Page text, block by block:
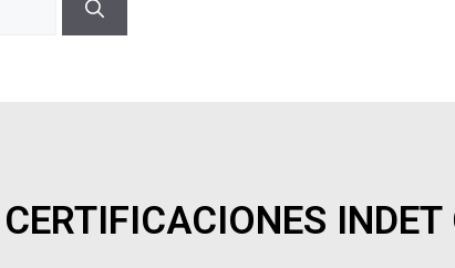
CERTIFICACIONES